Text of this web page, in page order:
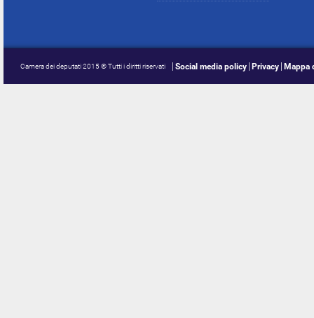
Camera dei deputati 2015 © Tutti i diritti riservati Social media policy Privacy Mappa